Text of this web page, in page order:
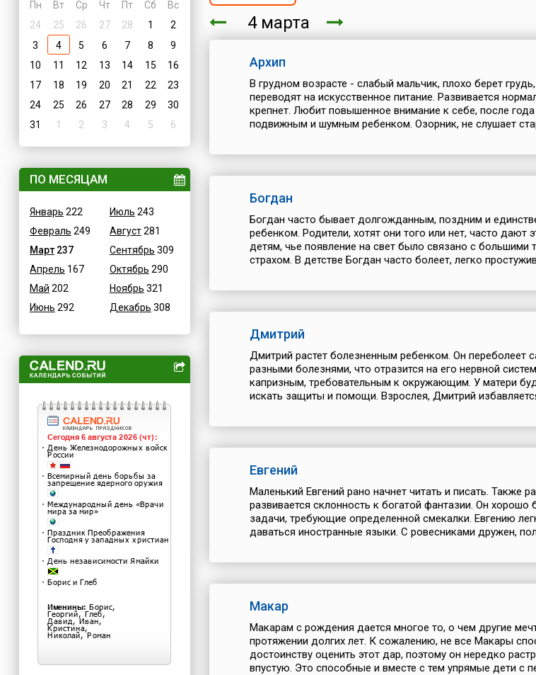
Пн
Вт Ср Чт Пт Сб
Вс
24
25 26 27 28 1
2
3
4 5 6 7 8
9
10
11 12 13 14 15
16
17
18 19 20 21 22
23
24
25 26 27 28 29
30
31
1 2 3 4 5 6
ПО МЕСЯЦАМ
Январь 222
Февраль 249
Март237
Апрель 167
Май 202
Июнь 292
Июль 243
Август281
Сентябрь 309
Октябрь 290
Ноябрь 321
Декабрь 308
4 марта
Архип
В грудном возрасте - слабый мальчик, плохо берет
переводят на искусственное питание. Развивается
крепнет. Любит повышенное внимание к себе, после года
подвижным и шумным ребенком. Озорник, не слушает
Богдан
Богдан часто бывает долгожданным, поздним и
ребенком. Родители, хотят они того или нет, часто дают
детям, чье появление на свет было связано с большими
страхом. В детстве Богдан часто болеет, легко
Дмитрий
Дмитрий растет болезненным ребенком. Он переболеет
разными болезнями, что отразится на его нервной
капризным, требовательным к окружающим. У матери
искать защиты и помощи. Взрослея, Дмитрий
Евгений
Маленький Евгений рано начнет читать и писать. Также
развивается склонность к богатой фантазии. Он хорошо
задачи, требующие определенной смекалки. Евгению
даваться иностранные языки. С ровесниками дружен,
Макар
Макарам с рождения дается многое то, о чем другие
протяжении долгих лет. К сожалению, не все Макары
достоинству оценить этот дар, поэтому он нередко
впустую. Это способные и вместе с тем упрямые дети с